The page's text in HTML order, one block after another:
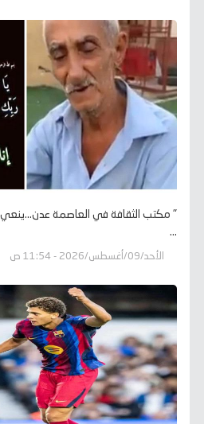
" مكتب الثقافة في العاصمة
...
الأحد/09/أغسطس/2026 - 11:54 ص